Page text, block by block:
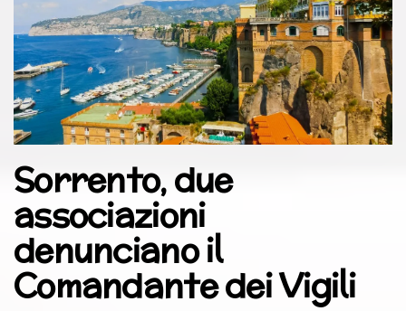
Sorrento, due
associazioni
denunciano il
Comandante dei Vigili